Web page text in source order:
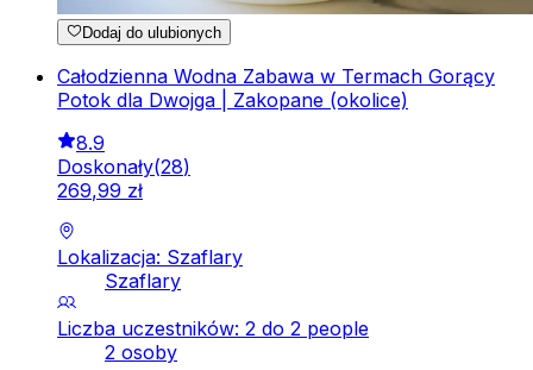
Dodaj do ulubionych
Całodzienna Wodna Zabawa w Termach Gorący
Potok dla Dwojga | Zakopane (okolice)
8.9
Doskonały(28)
269,99 zł
Lokalizacja: Szaflary
Szaflary
Liczba uczestników: 2 do 2 people
2 osoby